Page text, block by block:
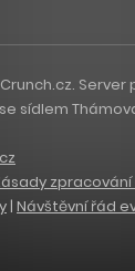
sídlem
| Návštěvní řád